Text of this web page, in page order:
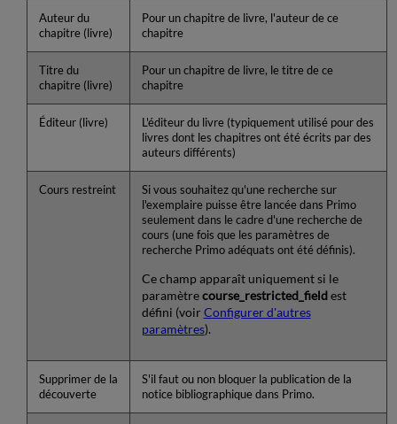
Auteur du
chapitre (livre)
Pour un chapitre de livre, l'auteur de ce
chapitre
Titre du
chapitre (livre)
Pour un chapitre de livre, le titre de ce
chapitre
Éditeur (livre)
L'éditeur du livre (typiquement utilisé pour des
livres dont les chapitres ont été écrits par des
auteurs différents)
Cours restreint
Si vous souhaitez qu'une recherche sur
l'exemplaire puisse être lancée dans Primo
seulement dans le cadre d'une recherche de
cours (une fois que les paramètres de
recherche Primo adéquats ont été définis).
Ce champ apparaît uniquement si le
paramètrecourse_restricted_fieldest
défini (voir Configurer d'autres
paramètres).
Supprimer de la
découverte
S'il faut ou non bloquer la publication de la
notice bibliographique dans Primo.